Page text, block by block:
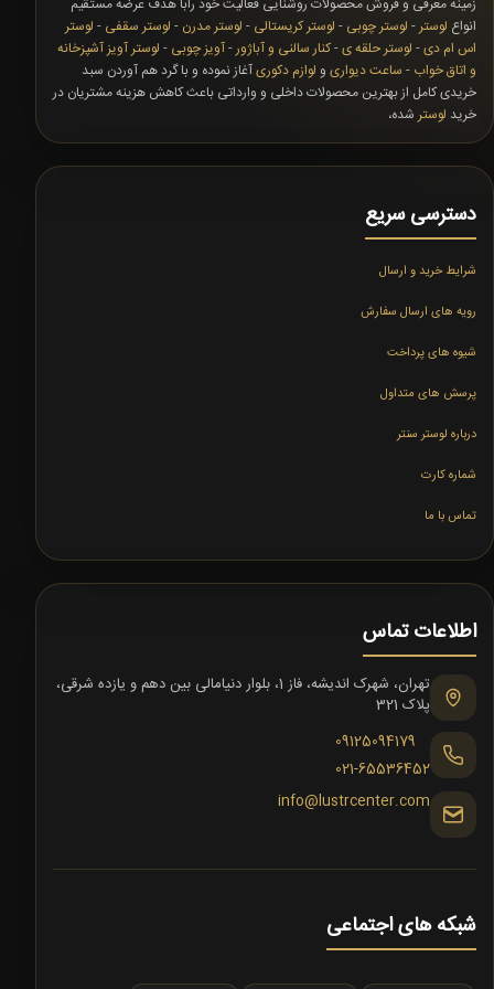
انواع لوستر - لوستر چوبی - لوستر کریستالی - لوستر مدرن - لوستر سقفی - لوستر
اس ام دی- لوستر حلقه ی-کنار سالنی و آباژور-آویز چوبی - لوستر آویز آشپزخانه
و اتاق خواب - ساعت دیواری و لوازم دکوریآغاز نموده و با گرد هم آوردن سبد
خریدی کامل از بهترین محصولات داخلی و وارداتی باعث کاهش هزینه مشتریان در
خرید لوستر شده،
دسترسی سریع
شرایط خرید و ارسال
رویه های ارسال سفارش
شیوه های پرداخت
پرسش های متداول
درباره لوستر سنتر
شماره کارت
تماس با ما
اطلاعات تماس
تهران، شهرک اندیشه، فاز 1، بلوار دنیامالی بین دهم و یازده شرقی،
پلاک 321
09125094179
021-65536452
info@lustrcenter.com
شبکه های اجتماعی